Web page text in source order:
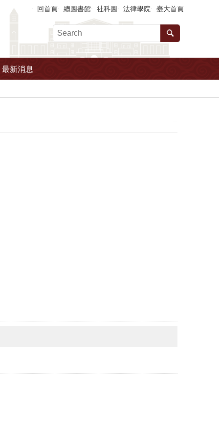
回首頁 總圖書館 社科圖 法律學院 臺大首頁
最新消息